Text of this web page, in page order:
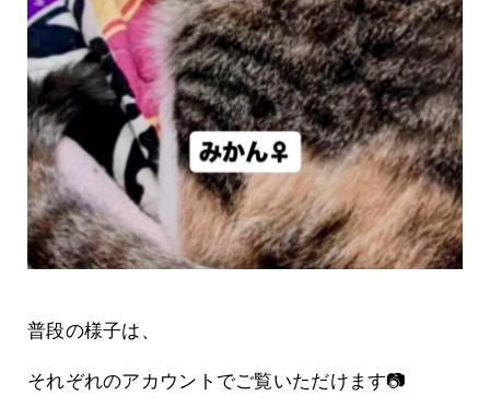
普段の様子は、
それぞれのアカウントでご覧いただけます📷